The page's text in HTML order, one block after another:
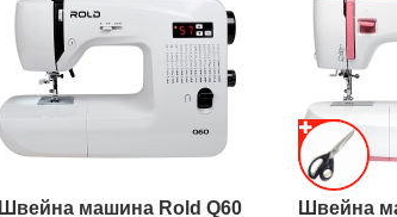
Швейна машина Rold Q60 Швейна